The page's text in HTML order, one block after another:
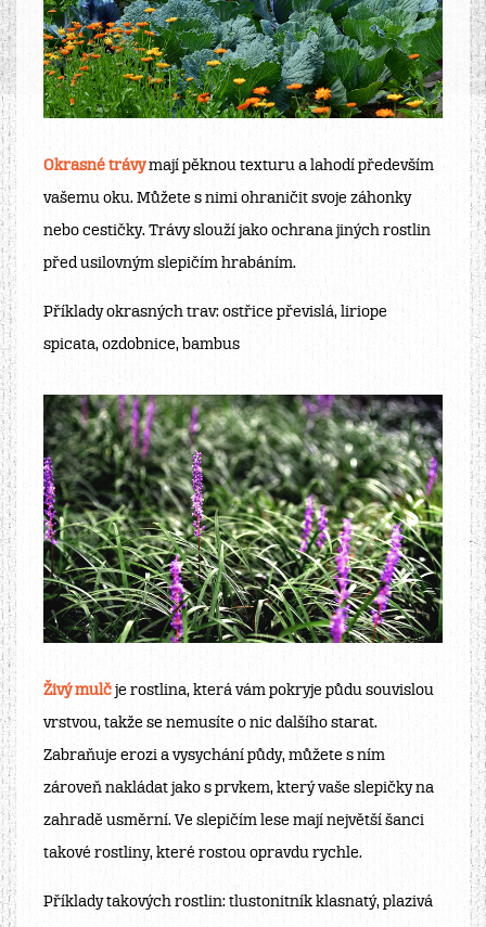
Okrasné trávymají pěknou texturu a lahodí především
vašemu oku. Můžete s nimi ohraničit svoje záhonky
nebo cestičky. Trávy slouží jako ochrana jiných rostlin
před usilovným slepičím hrabáním.
Příklady okrasných trav: ostřice převislá, liriope
spicata, ozdobnice, bambus
Živý mulč je rostlina, která vám pokryje půdu souvislou
vrstvou, takže se nemusíte o nic dalšího starat.
Zabraňuje erozi a vysychání půdy, můžete s ním
zároveň nakládat jako s prvkem, který vaše slepičky na
zahradě usměrní. Ve slepičím lese mají největší šanci
takové rostliny, které rostou opravdu rychle.
Příklady takových rostlin: tlustonitník klasnatý, plazivá